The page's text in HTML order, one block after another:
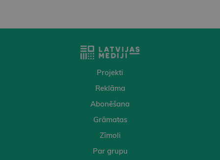
Projekti
Reklāma
Abonēšana
Grāmatas
Zīmoli
Par grupu